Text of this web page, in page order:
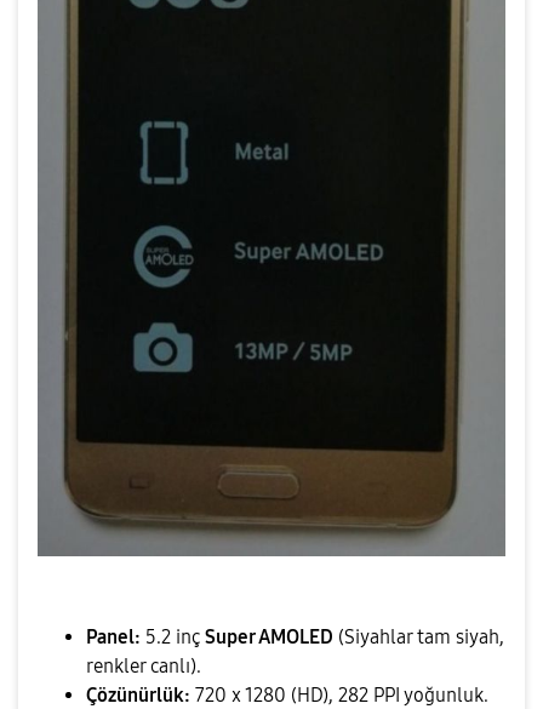
Panel: 5.2 inç Super AMOLED (Siyahlar tam siyah,
renkler canlı).
Çözünürlük: 720 x 1280 (HD), 282 PPI yoğunluk.